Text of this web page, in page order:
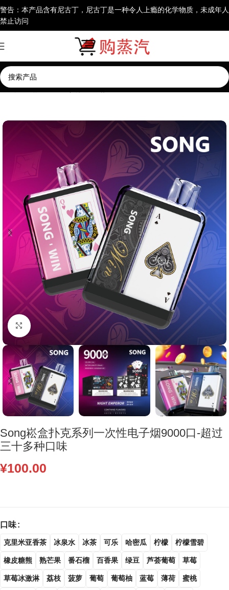
警告：本产品含有尼古丁，尼古丁是一种令人上瘾的化学物质，未成年人
禁止访问
首页 一次性电子烟 其他一次性电子烟
Click to enlarge
Song崧盒扑克系列一次性电子烟9000口-超过
三十多种口味
¥100.00
口味
克里米亚香茶 冰泉水 冰茶 可乐 哈密瓜 柠檬 柠檬雪碧
橡皮糖熊 熟芒果 番石榴 百香果 绿豆 芦荟葡萄 草莓
草莓冰激淋 荔枝 菠萝 葡萄 葡萄柚 蓝莓 薄荷 蜜桃